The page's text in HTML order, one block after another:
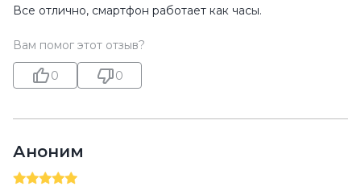
Все отлично, смартфон работает как часы.
Вам помог этот отзыв?
0 0
Аноним